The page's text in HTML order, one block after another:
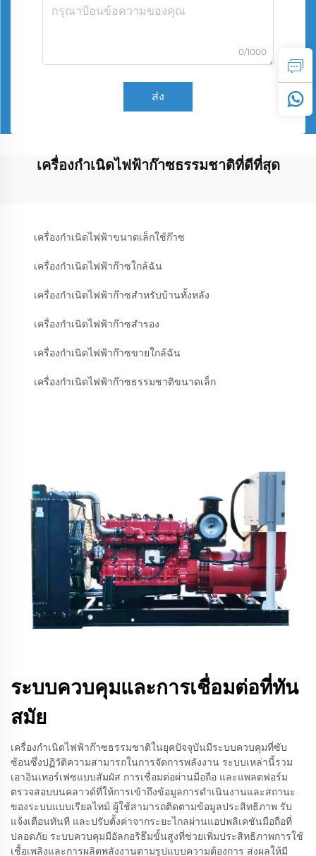
0/1000
ส่ง
เครื่องกำเนิดไฟฟ้าก๊าซธรรมชาติที่ดีที่สุด
เครื่องกำเนิดไฟฟ้าขนาดเล็กใช้ก๊าซ
เครื่องกำเนิดไฟฟ้าก๊าซใกล้ฉัน
เครื่องกำเนิดไฟฟ้าก๊าซสำหรับบ้านทั้งหลัง
เครื่องกำเนิดไฟฟ้าก๊าซสำรอง
เครื่องกำเนิดไฟฟ้าก๊าซขายใกล้ฉัน
เครื่องกำเนิดไฟฟ้าก๊าซธรรมชาติขนาดเล็ก
ระบบควบคุมและการเชื่อมต่อที่ทัน
สมัย
เครื่องกำเนิดไฟฟ้าก๊าซธรรมชาติในยุคปัจจุบันมีระบบควบคุมที่ซับ
ซ้อนซึ่งปฏิวัติความสามารถในการจัดการพลังงาน ระบบเหล่านี้รวม
เอาอินเทอร์เฟซแบบสัมผัส การเชื่อมต่อผ่านมือถือ และแพลตฟอร์ม
ตรวจสอบบนคลาวด์ที่ให้การเข้าถึงข้อมูลการดำเนินงานและสถานะ
ของระบบแบบเรียลไทม์ ผู้ใช้สามารถติดตามข้อมูลประสิทธิภาพ รับ
แจ้งเตือนทันที และปรับตั้งค่าจากระยะไกลผ่านแอปพลิเคชันมือถือที่
ปลอดภัย ระบบควบคุมมีอัลกอริธึมขั้นสูงที่ช่วยเพิ่มประสิทธิภาพการใช้
เชื้อเพลิงและการผลิตพลังงานตามรูปแบบความต้องการ ส่งผลให้มี